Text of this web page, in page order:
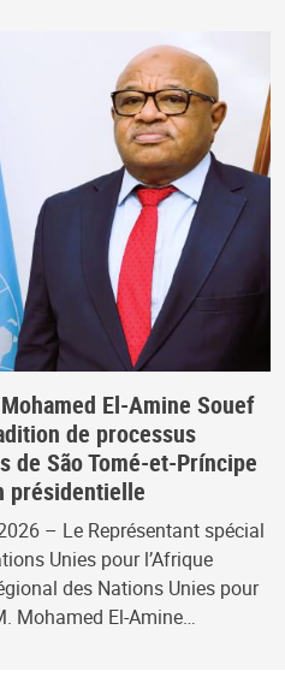
El-Amine Souef
de processus
de São Tomé-et-Príncipe
présidentielle
– Le Représentant spécial
Unies pour l’Afrique
des Nations Unies pour
Mohamed El-Amine…